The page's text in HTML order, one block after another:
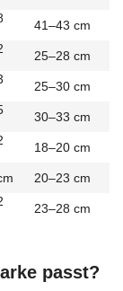
41–43 cm
25–28 cm
25–30 cm
30–33 cm
18–20 cm
20–23 cm
23–28 cm
passt?